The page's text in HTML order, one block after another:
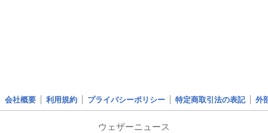
会社概要 利用規約 プライバシーポリシー 特定商取引法の表記 外
ウェザーニュース